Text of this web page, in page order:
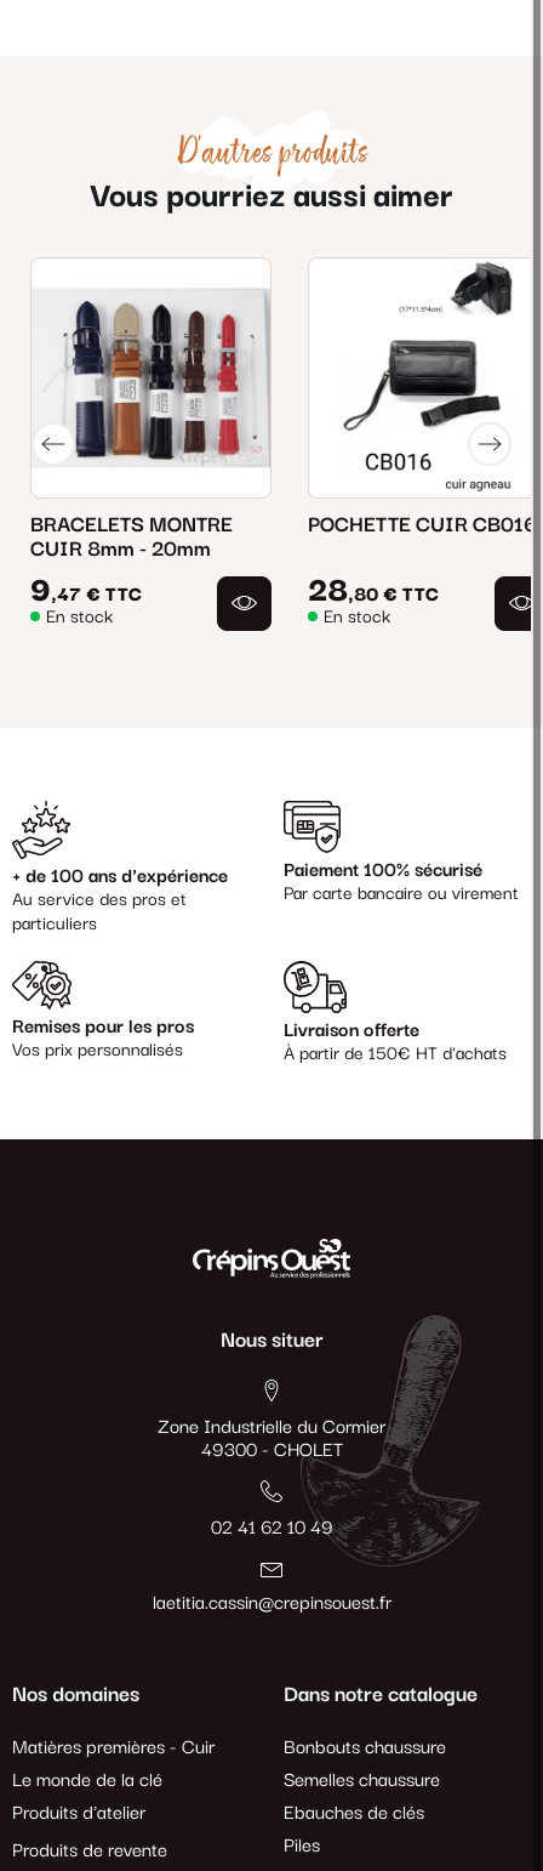
D'autres produits
Vous pourriez aussi aimer
BRACELETS MONTRE
CUIR 8mm - 20mm
9,47 € TTC
En stock
POCHETTE CUIR CB016
28,80 € TTC
En stock
+ de 100 ans d'expérience
Au service des pros et
particuliers
Paiement 100% sécurisé
Par carte bancaire ou virement
Remises pour les pros
Vos prix personnalisés
Livraison offerte
À partir de 150€ HT d'achats
Nous situer
Zone Industrielle du Cormier
49300 - CHOLET
02 41 62 10 49
laetitia.cassin@crepinsouest.fr
Nos domaines
Matières premières - Cuir
Le monde de la clé
Produits d'atelier
Produits de revente
Dans notre catalogue
Bonbouts chaussure
Semelles chaussure
Ebauches de clés
Piles